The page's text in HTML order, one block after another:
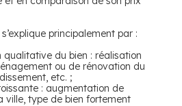
principalement par :
qualitative du bien : réalisation
ou de rénovation du
etc. ;
: augmentation de
ville, type de bien fortement